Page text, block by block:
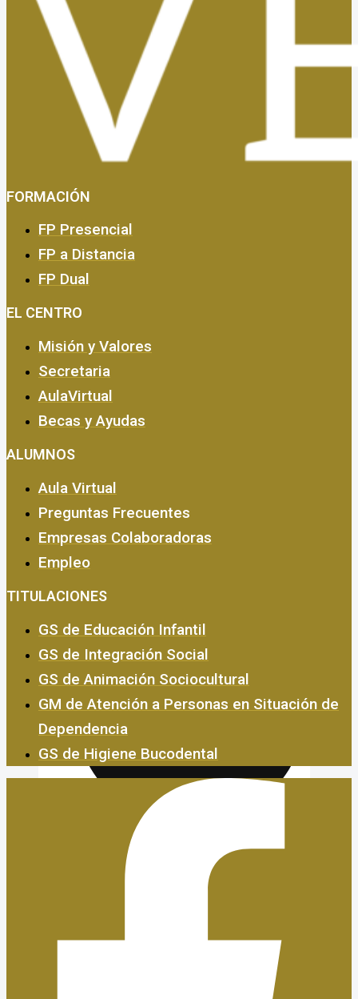
Certificados de Profesionalidad
FORMACIÓN
FP Presencial
FP a Distancia
FP Dual
EL CENTRO
Misión y Valores
Secretaria
AulaVirtual
Becas y Ayudas
ALUMNOS
Aula Virtual
Preguntas Frecuentes
Empresas Colaboradoras
Empleo
TITULACIONES
GS de Educación Infantil
GS de Integración Social
GS de Animación Sociocultural
GM de Atención a Personas en Situación de
Dependencia
GS de Higiene Bucodental